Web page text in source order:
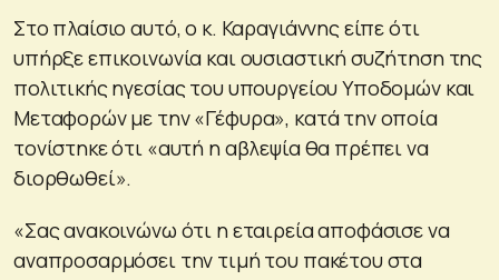
Στο πλαίσιο αυτό, ο κ. Καραγιάννης είπε ότι
υπήρξε επικοινωνία και ουσιαστική συζήτηση της
πολιτικής ηγεσίας του υπουργείου Υποδομών και
Μεταφορών με την «Γέφυρα», κατά την οποία
τονίστηκε ότι «αυτή η αβλεψία θα πρέπει να
διορθωθεί».
«Σας ανακοινώνω ότι η εταιρεία αποφάσισε να
αναπροσαρμόσει την τιμή του πακέτου στα